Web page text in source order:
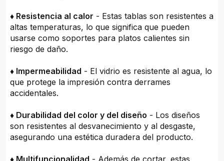
♦ Resistencia al calor - Estas tablas son resistentes a
altas temperaturas, lo que significa que pueden
usarse como soportes para platos calientes sin
riesgo de daño.
♦ Impermeabilidad - El vidrio es resistente al agua, lo
que protege la impresión contra derrames
accidentales.
♦ Durabilidad del color y del diseño - Los diseños
son resistentes al desvanecimiento y al desgaste,
asegurando una estética duradera del producto.